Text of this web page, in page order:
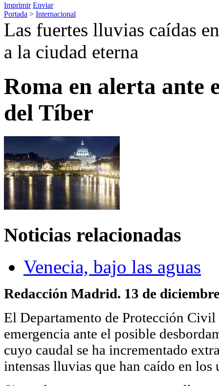
Imprimir Enviar
Portada > Internacional
Las fuertes lluvias caídas
a la ciudad eterna
Roma en alerta ante
del Tíber
Noticias relacionadas
Venecia, bajo las aguas
Redacción Madrid. 13 de
El Departamento de Protección
emergencia ante el posible
cuyo caudal se ha incrementado
intensas lluvias que han caído en los